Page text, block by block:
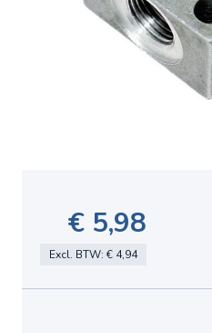
€ 5,98
Excl. BTW: € 4,94